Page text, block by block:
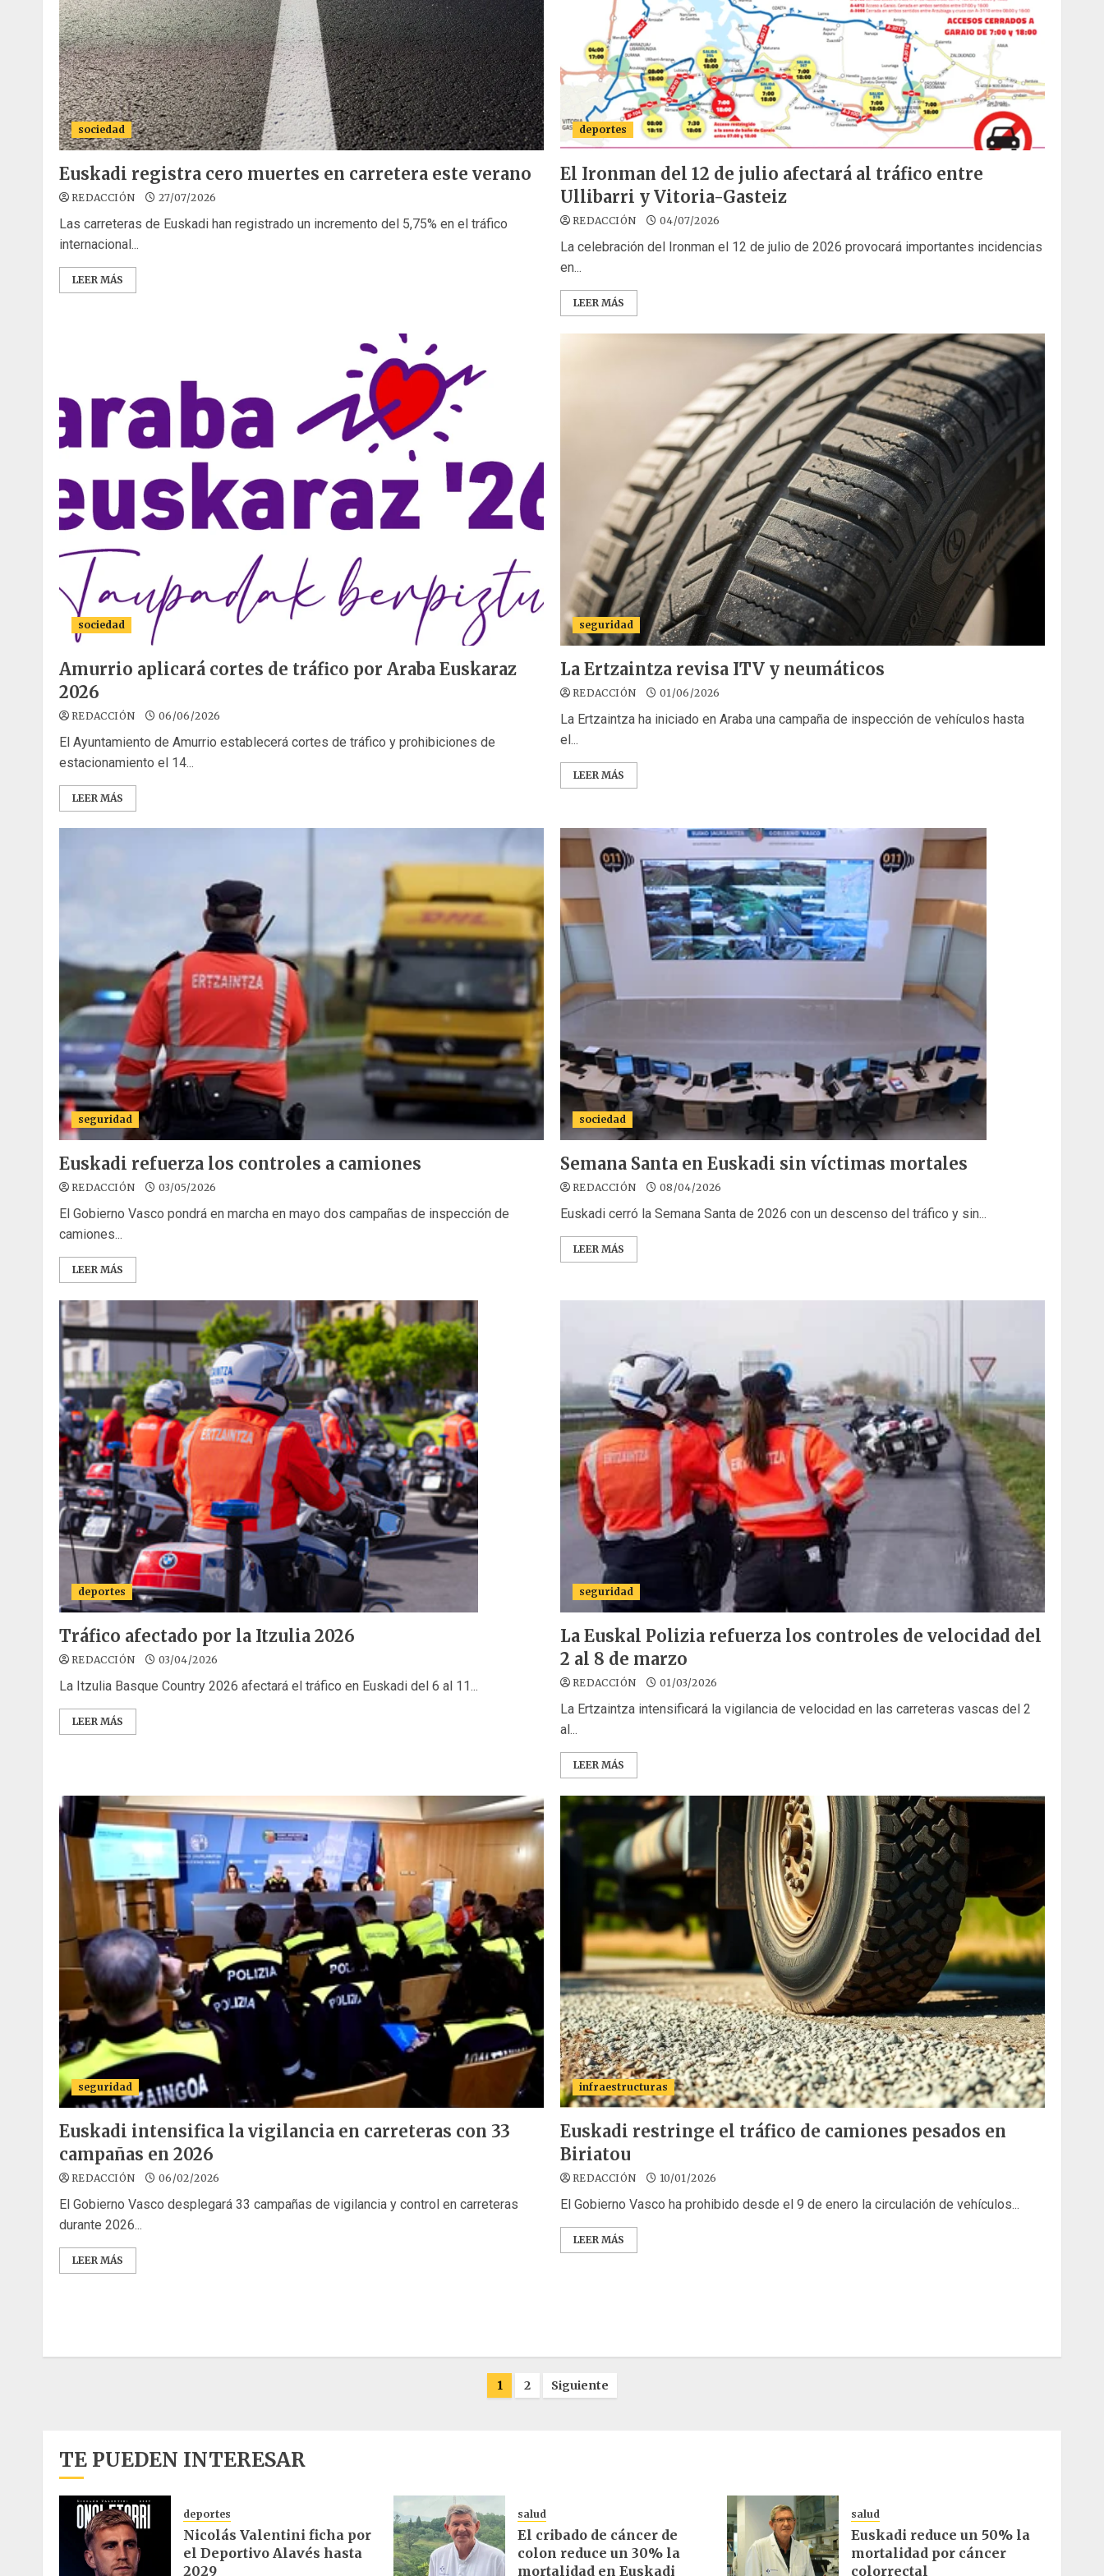
sociedad
Euskadi registra cero muertes en carretera este verano
REDACCIÓN 27/07/2026
Las carreteras de Euskadi han registrado un incremento del 5,75% en el tráfico
internacional...
LEER MÁS
deportes
El Ironman del 12 de julio afectará al tráfico entre
Ullibarri y Vitoria-Gasteiz
REDACCIÓN 04/07/2026
La celebración del Ironman el 12 de julio de 2026 provocará importantes incidencias
en...
LEER MÁS
sociedad
Amurrio aplicará cortes de tráfico por Araba Euskaraz
2026
REDACCIÓN 06/06/2026
El Ayuntamiento de Amurrio establecerá cortes de tráfico y prohibiciones de
estacionamiento el 14...
LEER MÁS
seguridad
La Ertzaintza revisa ITV y neumáticos
REDACCIÓN 01/06/2026
La Ertzaintza ha iniciado en Araba una campaña de inspección de vehículos hasta
el...
LEER MÁS
seguridad
Euskadi refuerza los controles a camiones
REDACCIÓN 03/05/2026
El Gobierno Vasco pondrá en marcha en mayo dos campañas de inspección de
camiones...
LEER MÁS
sociedad
Semana Santa en Euskadi sin víctimas mortales
REDACCIÓN 08/04/2026
Euskadi cerró la Semana Santa de 2026 con un descenso del tráfico y sin...
LEER MÁS
deportes
Tráfico afectado por la Itzulia 2026
REDACCIÓN 03/04/2026
La Itzulia Basque Country 2026 afectará el tráfico en Euskadi del 6 al 11...
LEER MÁS
seguridad
La Euskal Polizia refuerza los controles de velocidad del
2 al 8 de marzo
REDACCIÓN 01/03/2026
La Ertzaintza intensificará la vigilancia de velocidad en las carreteras vascas del 2
al...
LEER MÁS
seguridad
Euskadi intensifica la vigilancia en carreteras con 33
campañas en 2026
REDACCIÓN 06/02/2026
El Gobierno Vasco desplegará 33 campañas de vigilancia y control en carreteras
durante 2026...
LEER MÁS
infraestructuras
Euskadi restringe el tráfico de camiones pesados en
Biriatou
REDACCIÓN 10/01/2026
El Gobierno Vasco ha prohibido desde el 9 de enero la circulación de vehículos...
LEER MÁS
1 2 Siguiente
TE PUEDEN INTERESAR
deportes
Nicolás Valentini ficha por
el Deportivo Alavés hasta
2029
salud
El cribado de cáncer de
colon reduce un 30% la
mortalidad en Euskadi
salud
Euskadi reduce un 50% la
mortalidad por cáncer
colorrectal